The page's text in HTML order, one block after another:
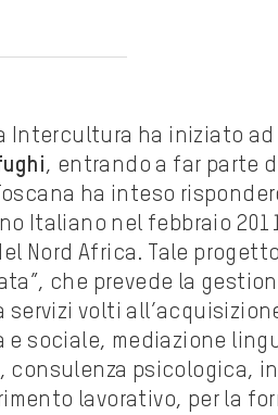
Intercultura ha iniziato
, entrando a far parte
ha inteso
Italiano nel febbraio
Nord Africa. Tale
che prevede la
servizi volti
e sociale, mediazione
consulenza psicologica,
lavorativo, per la